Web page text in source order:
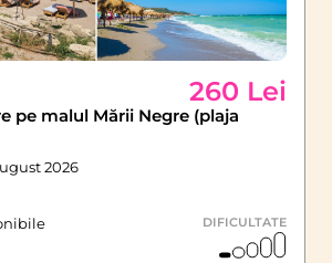
260 Lei
pe malul Mării Negre (plaja
2026
DIFICULTATE